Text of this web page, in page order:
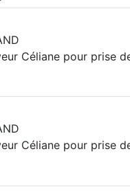
Céliane pour prise
Céliane pour prise